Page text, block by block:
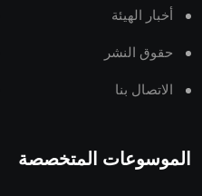
أخبار الهيئة
حقوق النشر
الاتصال بنا
الموسوعات المتخصصة